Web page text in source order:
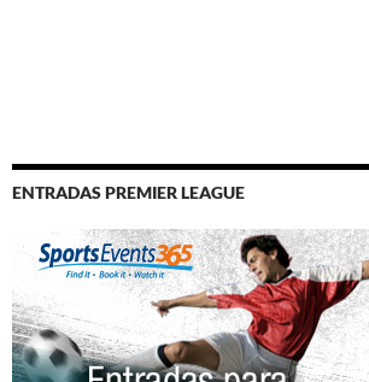
ENTRADAS PREMIER LEAGUE